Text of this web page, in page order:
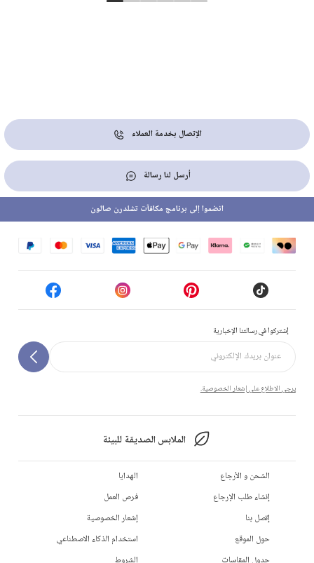
الإتصال بخدمة العملاء
أرسل لنا رسالة
إشتركوا في رسالتنا الإخبارية
يرجى الاطلاع على إشعار الخصوصية.
الملابس الصديقة للبيئة
انضموا إلى برنامج مكافآت تشلدرن صالون
الشحن و الأرجاع
إنشاء طلب الإرجاع
إتصل بنا
حول الموقع
جدول المقاسات
الهدايا
فرص العمل
إشعار الخصوصية
استخدام الذكاء الاصطناعي
الشروط